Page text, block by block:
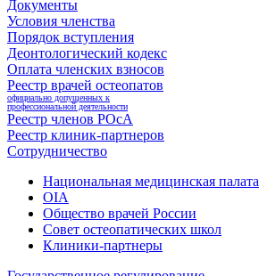
Документы
Условия членства
Порядок вступления
Деонтологический кодекс
Оплата членских взносов
Реестр врачей остеопатов
официально допущенных к
профессиональной деятельности
Реестр членов РОсА
Реестр клиник-партнеров
Сотрудничество
Национальная медицинская палата
OIA
Общество врачей России
Совет остеопатических школ
Клиники-партнеры